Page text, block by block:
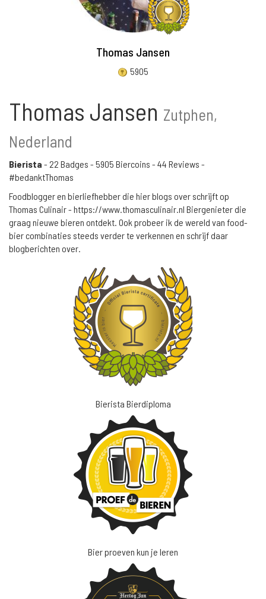
Thomas Jansen
5905
Thomas Jansen Zutphen,
Nederland
Bierista - 22 Badges - 5905 Biercoins - 44 Reviews -
#bedanktThomas
Foodblogger en bierliefhebber die hier blogs over schrijft op
Thomas Culinair - https://www.thomasculinair.nl Biergenieter die
graag nieuwe bieren ontdekt. Ook probeer ik de wereld van food-
bier combinaties steeds verder te verkennen en schrijf daar
blogberichten over.
Bierista Bierdiploma
Bier proeven kun je leren